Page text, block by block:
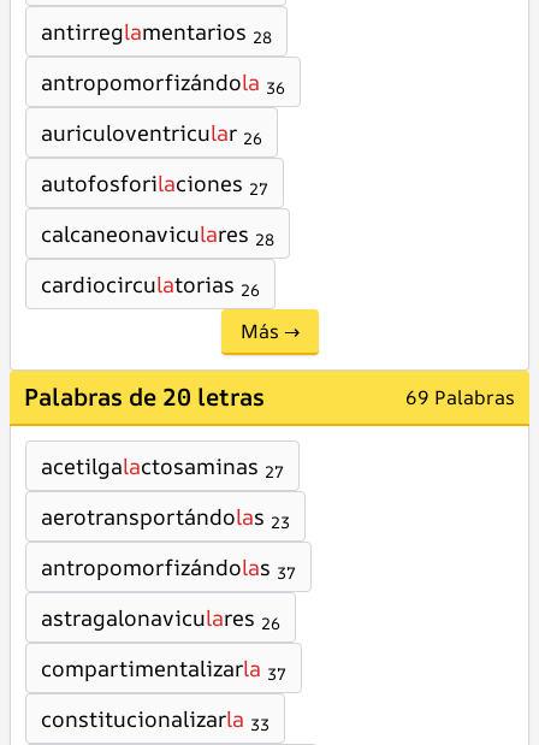
antirreglamentarios 28
antropomorfizándola 36
auriculoventricular 26
autofosforilaciones 27
calcaneonaviculares 28
cardiocirculatorias 26
Más →
Palabras de 20 letras 69 Palabras
acetilgalactosaminas 27
aerotransportándolas 23
antropomorfizándolas 37
astragalonaviculares 26
compartimentalizarla 37
constitucionalizarla 33